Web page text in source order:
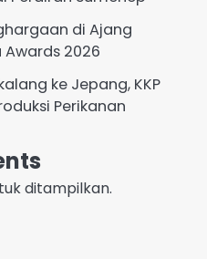
di Ajang
2026
ke Jepang, KKP
Perikanan
ditampilkan.